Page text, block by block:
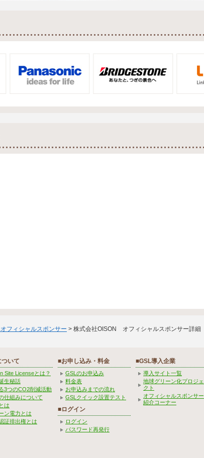
フィシャルスポンサー > 株式会社OISON オフィシャルスポンサー詳細
いて
Site Licenseとは？
生秘話
3つのCO2削減活動
仕組みについて
は
ン電力とは
証排出権とは
■お申し込み・料金
GSLのお申込み
料金表
お申込みまでの流れ
GSLクイック設置テスト
■ログイン
ログイン
パスワード再発行
■GSL導入企業
導入サイト一覧
地球グリーン化プロジェ
クト
オフィシャルスポンサー
紹介コーナー